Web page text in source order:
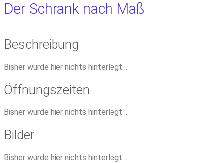
Der Schrank nach Maß
Beschreibung
Bisher wurde hier nichts hinterlegt…
Öffnungszeiten
Bisher wurde hier nichts hinterlegt…
Bilder
Bisher wurde hier nichts hinterlegt…